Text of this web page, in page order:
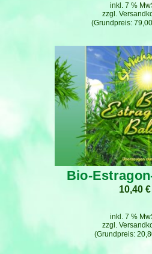
79,00
inkl. 7 %
zzgl.
Bio-
10,40 €
inkl. 7 %
zzgl.